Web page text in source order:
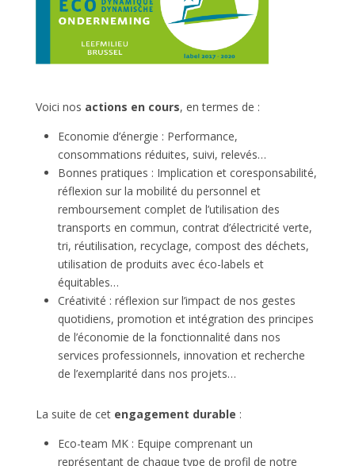
Voici nos actions en cours, en termes de :
Economie d’énergie : Performance,
consommations réduites, suivi, relevés…
Bonnes pratiques : Implication et coresponsabilité,
réflexion sur la mobilité du personnel et
remboursement complet de l’utilisation des
transports en commun, contrat d’électricité verte,
tri, réutilisation, recyclage, compost des déchets,
utilisation de produits avec éco-labels et
équitables…
Créativité : réflexion sur l’impact de nos gestes
quotidiens, promotion et intégration des principes
de l’économie de la fonctionnalité dans nos
services professionnels, innovation et recherche
de l’exemplarité dans nos projets…
La suite de cet engagement durable :
Eco-team MK : Equipe comprenant un
représentant de chaque type de profil de notre